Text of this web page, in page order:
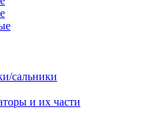
сальники
и их части